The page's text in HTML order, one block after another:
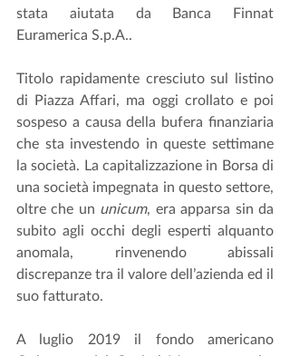
stata aiutata da Banca Finnat
Euramerica S.p.A..
Titolo rapidamente cresciuto sul listino
di Piazza Affari, ma oggi crollato e poi
sospeso a causa della bufera finanziaria
che sta investendo in queste settimane
la società. La capitalizzazione in Borsa di
una società impegnata in questo settore,
oltre che un unicum, era apparsa sin da
subito agli occhi degli esperti alquanto
anomala, rinvenendo abissali
discrepanze tra il valore dell’azienda ed il
suo fatturato.
A luglio 2019 il fondo americano